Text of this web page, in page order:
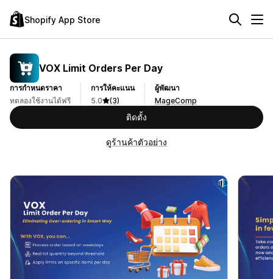
Shopify App Store
VOX Limit Orders Per Day
การกำหนดราคา
ทดลองใช้งานได้ฟรี
การให้คะแนน
5.0
(3)
ผู้พัฒนา
MageComp
ติดตั้ง
ดูร้านค้าตัวอย่าง